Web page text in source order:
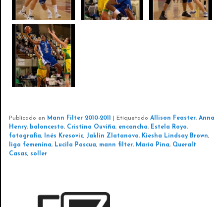
Publicado en Mann Filter 2010-2011 Etiquetado Allison Feaster,Anna
Henry, baloncesto, Cristina Ouviña, encancha, Estela Royo,
fotografia, Inés Kresovic, Jaklin Zlatanova, Kiesha Lindsay Brown,
liga femenina, Lucila Pascua, mann filter, María Pina, Queralt
Casas, soller